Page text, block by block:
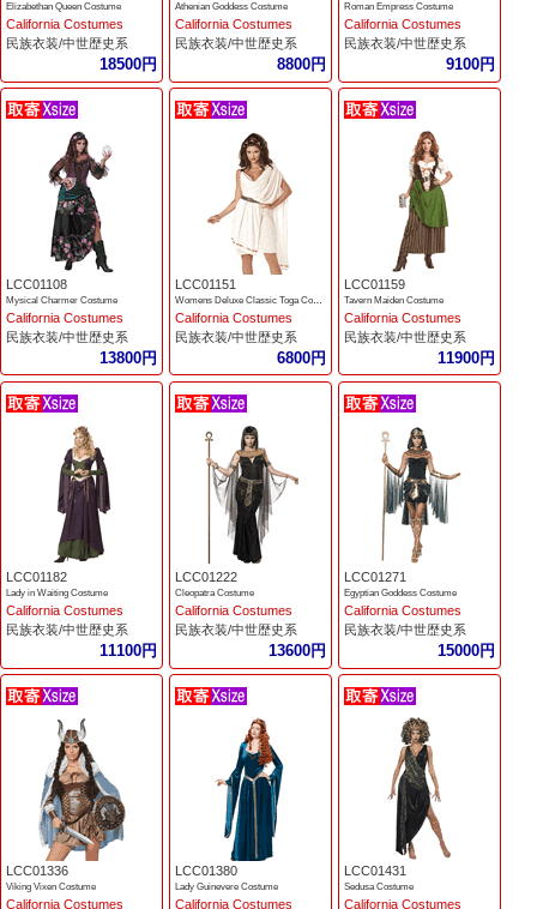
Elizabethan Queen Costume
California Costumes
民族衣装/中世歴史系
18500円
Athenian Goddess Costume
California Costumes
民族衣装/中世歴史系
8800円
Roman Empress Costume
California Costumes
民族衣装/中世歴史系
9100円
LCC01108
Mysical Charmer Costume
California Costumes
民族衣装/中世歴史系
13800円
LCC01151
Womens Deluxe Classic Toga Costume
California Costumes
民族衣装/中世歴史系
6800円
LCC01159
Tavern Maiden Costume
California Costumes
民族衣装/中世歴史系
11900円
LCC01182
Lady in Waiting Costume
California Costumes
民族衣装/中世歴史系
11100円
LCC01222
Cleopatra Costume
California Costumes
民族衣装/中世歴史系
13600円
LCC01271
Egyptian Goddess Costume
California Costumes
民族衣装/中世歴史系
15000円
LCC01336
Viking Vixen Costume
California Costumes
LCC01380
Lady Guinevere Costume
California Costumes
LCC01431
Sedusa Costume
California Costumes